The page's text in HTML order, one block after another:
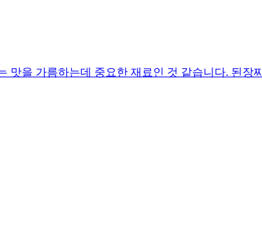
을 가름하는데 중요한 재료인 것 같습니다. 된장